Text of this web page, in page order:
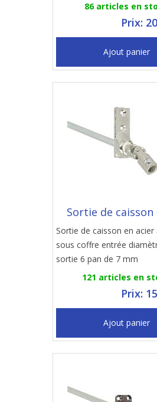
86 articles en
Prix:
Ajout panier
Sortie de caisson
Sortie de caisson en acier
sous coffre entrée
sortie 6 pan de 7 mm
121 articles en
Prix:
Ajout panier